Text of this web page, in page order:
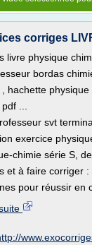
corriges
livre physique
bordas
, hachette
...
svt
exercice
chimie série S,
et à faire corriger :
pour réussir en